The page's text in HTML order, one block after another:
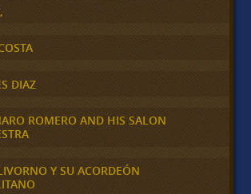
DIAZ
ROMERO AND HIS SALON
Y SU ACORDEÓN